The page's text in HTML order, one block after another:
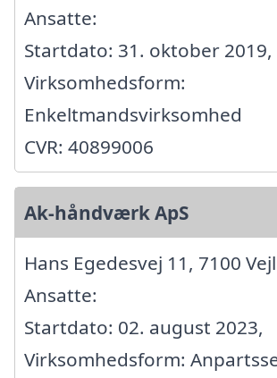
Ansatte:
Startdato: 31. oktober 2019,
Virksomhedsform:
Enkeltmandsvirksomhed
CVR: 40899006
Ak-håndværk ApS
Hans Egedesvej 11, 7100
Ansatte:
Startdato: 02. august 2023,
Virksomhedsform: